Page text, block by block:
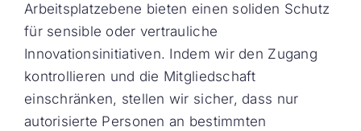
Arbeitsplatzebene bieten einen soliden Schutz
für sensible oder vertrauliche
Innovationsinitiativen. Indem wir den Zugang
kontrollieren und die Mitgliedschaft
einschränken, stellen wir sicher, dass nur
autorisierte Personen an bestimmten